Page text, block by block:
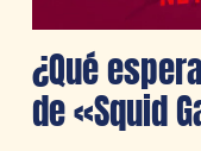
¿Qué
de «Squid